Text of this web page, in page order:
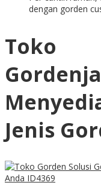
dengan gorden
Toko
Jenis